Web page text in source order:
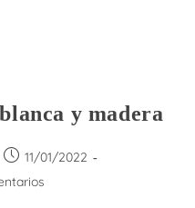
y madera
Publicación
de
11/01/2022